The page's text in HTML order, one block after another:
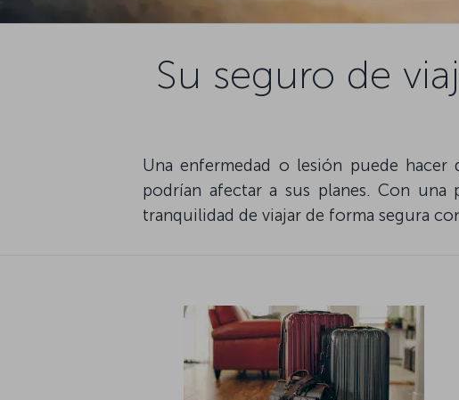
Su seguro de
Una enfermedad o lesión puede
podrían afectar a sus planes. Con
tranquilidad de viajar de forma segura